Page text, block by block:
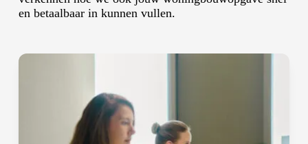
en betaalbaar in kunnen vullen.